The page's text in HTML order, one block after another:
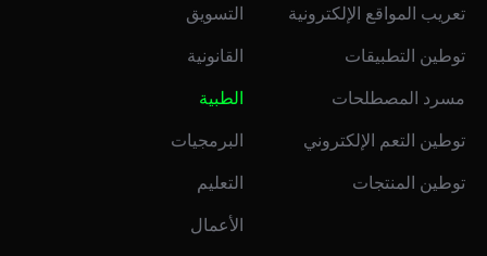
تعريب المواقع الإلكترونية
توطين التطبيقات
مسرد المصطلحات
توطين التعم الإلكتروني
توطين المنتجات
التسويق
القانونية
الطبية
البرمجيات
التعليم
الأعمال